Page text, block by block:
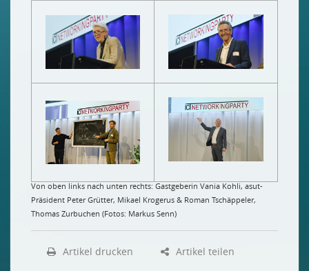
Von oben links nach unten rechts: Gastgeberin Vania Kohli, asut-
Präsident Peter Grütter, Mikael Krogerus & Roman Tschäppeler,
Thomas Zurbuchen (Fotos: Markus Senn)
Artikel drucken Artikel teilen